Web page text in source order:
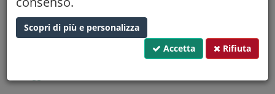
Scopri di più e personalizza
Accetta
Rifiuta
Settore: Scienze e tecnologie alimentari, microbiologia agraria e
agroalimentare
LA PARTECIPAZIONE È GRATUITA. Per iscriverti vai al form di